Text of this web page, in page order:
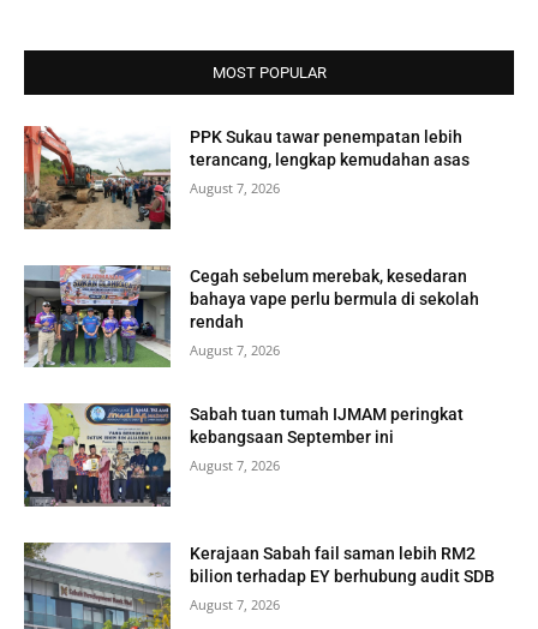
MOST POPULAR
PPK Sukau tawar penempatan lebih
terancang, lengkap kemudahan asas
August 7, 2026
Cegah sebelum merebak, kesedaran
bahaya vape perlu bermula di sekolah
rendah
August 7, 2026
Sabah tuan tumah IJMAM peringkat
kebangsaan September ini
August 7, 2026
Kerajaan Sabah fail saman lebih RM2
bilion terhadap EY berhubung audit SDB
August 7, 2026